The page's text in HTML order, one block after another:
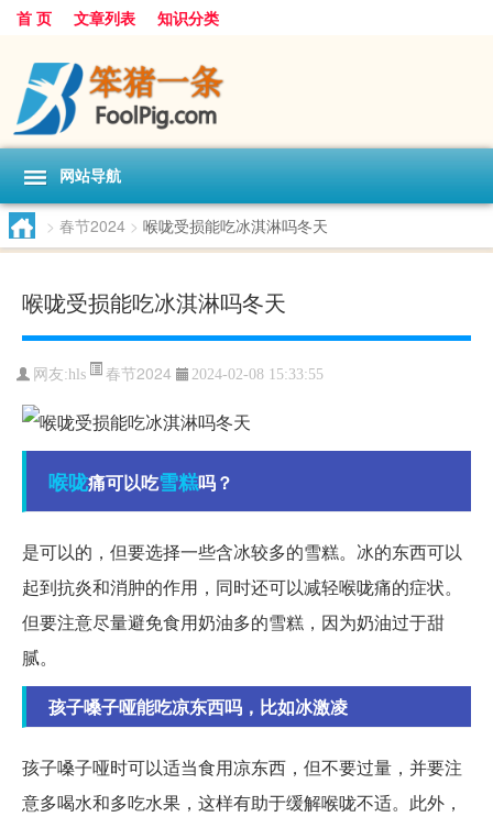
首 页 文章列表 知识分类
网站导航
> 春节2024 > 喉咙受损能吃冰淇淋吗冬天
喉咙受损能吃冰淇淋吗冬天
网友:hls 春节2024 2024-02-08 15:33:55
喉咙痛可以吃雪糕吗？
是可以的，但要选择一些含冰较多的雪糕。冰的东西可以
起到抗炎和消肿的作用，同时还可以减轻喉咙痛的症状。
但要注意尽量避免食用奶油多的雪糕，因为奶油过于甜
腻。
孩子嗓子哑能吃凉东西吗，比如冰激凌
孩子嗓子哑时可以适当食用凉东西，但不要过量，并要注
意多喝水和多吃水果，这样有助于缓解喉咙不适。此外，